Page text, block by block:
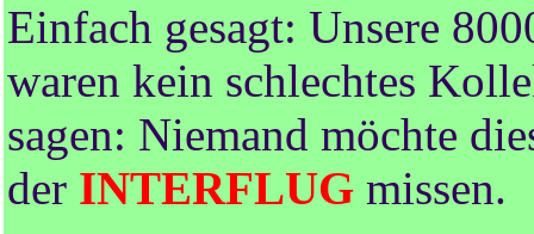
Einfach gesagt: Unsere
waren kein schlechtes
sagen: Niemand möchte
der INTERFLUG missen.